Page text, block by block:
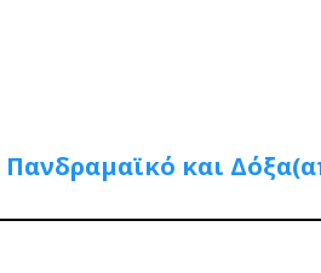
Πανδραμαϊκό και